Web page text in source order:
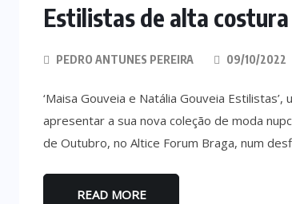
Estilistas de alta
PEDRO ANTUNES PEREIRA 09/10/2022
‘Maisa Gouveia e Natália Gouveia
apresentar a sua nova coleção de moda
de Outubro, no Altice Forum Braga, num
READ MORE